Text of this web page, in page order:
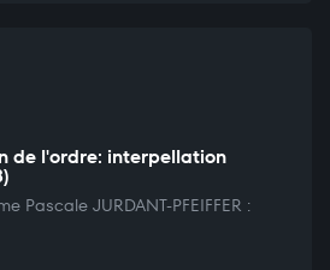
de l'ordre: interpellation
Pascale JURDANT-PFEIFFER :